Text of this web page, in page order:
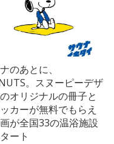
のあとに、
。スヌーピーデザ
オリジナルの冊子と
カーが無料でもらえ
が全国33の温浴施設
ート